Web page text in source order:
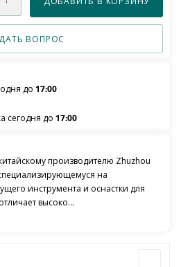
ВОПРОС
до 17:00
сегодня до 17:00
производителю Zhuzhou
на
инструмента и оснастки для
высоко...